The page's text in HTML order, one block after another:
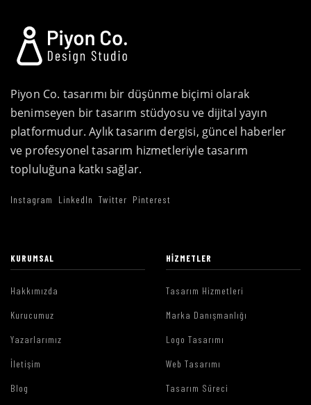
Piyon Co. tasarımı bir düşünme biçimi olarak
benimseyen bir tasarım stüdyosu ve dijital yayın
platformudur. Aylık tasarım dergisi, güncel haberler
ve profesyonel tasarım hizmetleriyle tasarım
topluluğuna katkı sağlar.
Instagram LinkedIn Twitter Pinterest
KURUMSAL
Hakkımızda
Kurucumuz
Yazarlarımız
İletişim
Blog
HIZMETLER
Tasarım Hizmetleri
Marka Danışmanlığı
Logo Tasarımı
Web Tasarımı
Tasarım Süreci